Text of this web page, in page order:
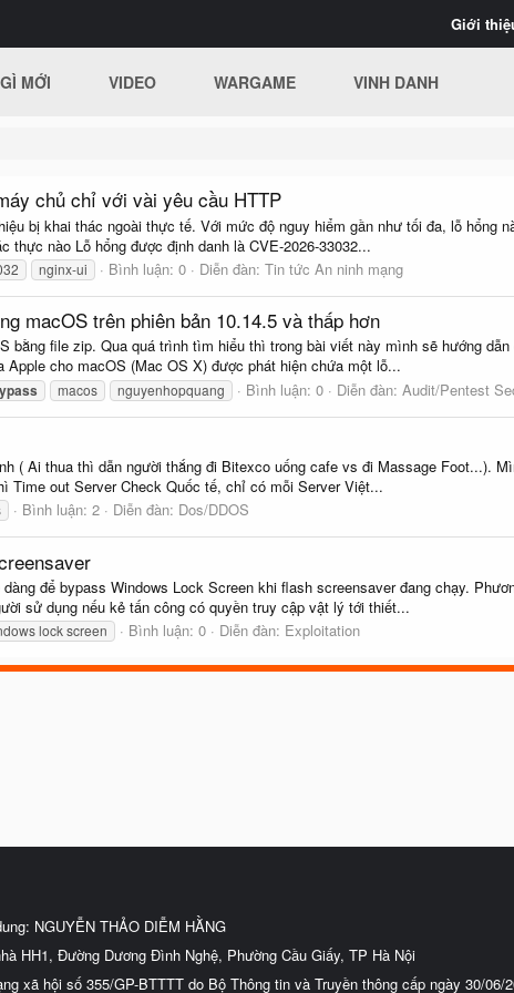
Giới
MỚI VIDEO WARGAME VINH DANH
chủ chỉ với vài yêu cầu HTTP
bị khai thác ngoài thực tế. Với mức độ nguy hiểm gần như tối đa, lỗ hổng
nào Lỗ hổng được định danh là CVE-2026-33032...
nginx-ui Bình luận: 0 Diễn đàn: Tin tức An ninh mạng
macOS trên phiên bản 10.14.5 và thấp hơn
bằng file zip. Qua quá trình tìm hiểu thì trong bài viết này mình sẽ hướng
cho macOS (Mac OS X) được phát hiện chứa một lỗ...
macos nguyenhopquang Bình luận: 0 Diễn đàn: Audit/Pentest
( Ai thua thì dẫn người thắng đi Bitexco uống cafe vs đi Massage Foot...).
Time out Server Check Quốc tế, chỉ có mỗi Server Việt...
Bình luận: 2 Diễn đàn: Dos/DDOS
để bypass Windows Lock Screen khi flash screensaver đang chạy.
sử dụng nếu kẻ tấn công có quyền truy cập vật lý tới thiết...
lock screen Bình luận: 0 Diễn đàn: Exploitation
NGUYỄN THẢO DIỄM HẰNG
HH1, Đường Dương Đình Nghệ, Phường Cầu Giấy, TP Hà Nội
xã hội số 355/GP-BTTTT do Bộ Thông tin và Truyền thông cấp ngày 30/06/